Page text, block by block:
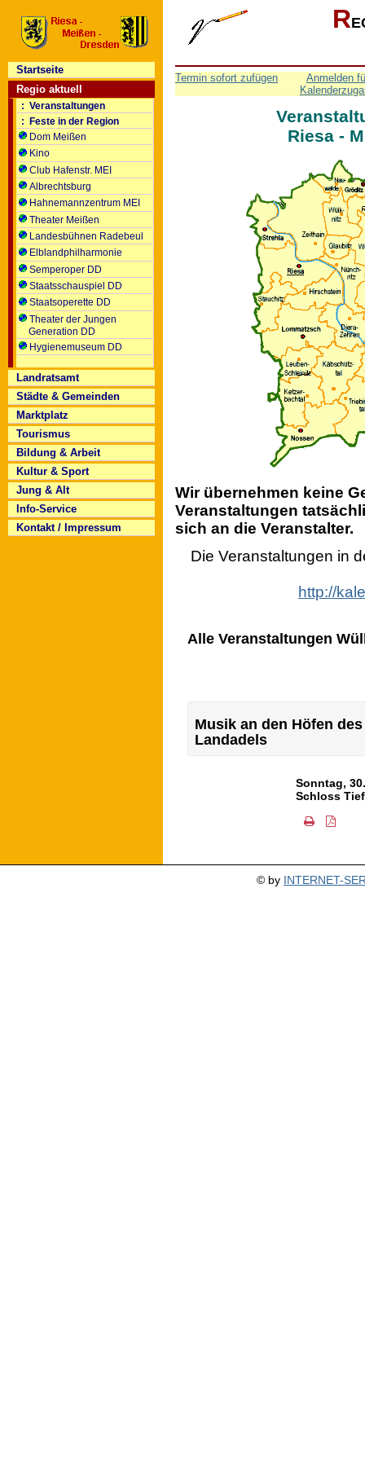
R
Termin sofort zufügen
Anmelden
Riesa -
Wir übernehmen keine
Veranstaltungen
sich an die Veranstalter.
Die Veranstaltungen in
http://
Alle Veranstaltungen
Musik an den Höfen
Landadels
Sonntag,
Schloss
Startseite
Regio aktuell
: Veranstaltungen
: Feste in der Region
Dom Meißen
Kino
Club Hafenstr. MEI
Albrechtsburg
Hahnemannzentrum MEI
Theater Meißen
Landesbühnen Radebeul
Elblandphilharmonie
Semperoper DD
Staatsschauspiel DD
Staatsoperette DD
Theater der Jungen
Generation DD
Hygienemuseum DD
Landratsamt
Städte & Gemeinden
Marktplatz
Tourismus
Bildung & Arbeit
Kultur & Sport
Jung & Alt
Info-Service
Kontakt / Impressum
© by INTERNET-